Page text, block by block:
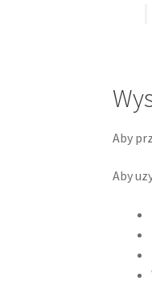
Aby
Aby